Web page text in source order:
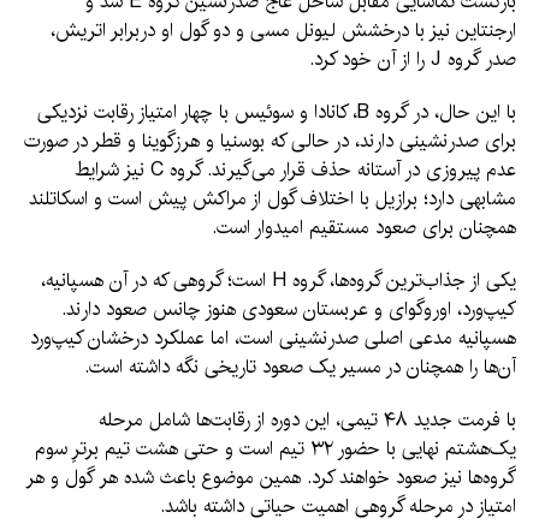
ارجنتاین نیز با درخشش لیونل مسی و دو گول او دربرابر اتریش،
صدر گروه J را از آن خود کرد.
با این حال، در گروه B، کانادا و سوئیس با چهار امتیاز رقابت نزدیکی
برای صدرنشینی دارند، در حالی که بوسنیا و هرزگوینا و قطر در صورت
عدم پیروزی در آستانه حذف قرار می‌گیرند. گروه C نیز شرایط
مشابهی دارد؛ برازیل با اختلاف گول از مراکش پیش است و اسکاتلند
همچنان برای صعود مستقیم امیدوار است.
یکی از جذاب‌ترین گروه‌ها، گروه H است؛ گروهی که در آن هسپانیه،
کیپ‌ورد، اوروگوای و عربستان سعودی هنوز چانس صعود دارند.
هسپانیه مدعی اصلی صدرنشینی است، اما عملکرد درخشان کیپ‌ورد
آن‌ها را همچنان در مسیر یک صعود تاریخی نگه داشته است.
با فرمت جدید ۴۸ تیمی، این دوره از رقابت‌ها شامل مرحله
یک‌هشتم نهایی با حضور ۳۲ تیم است و حتی هشت تیم برترِ سوم
گروه‌ها نیز صعود خواهند کرد. همین موضوع باعث شده هر گول و هر
امتیاز در مرحله گروهی اهمیت حیاتی داشته باشد.